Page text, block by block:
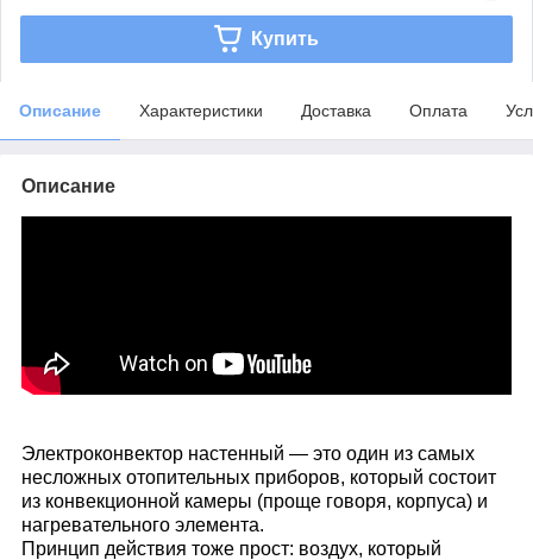
Купить
Описание Характеристики Доставка Оплата
Описание
Электроконвектор настенный — это один из самых
несложных отопительных приборов, который состоит
из конвекционной камеры (проще говоря, корпуса) и
нагревательного элемента.
Принцип действия тоже прост: воздух, который